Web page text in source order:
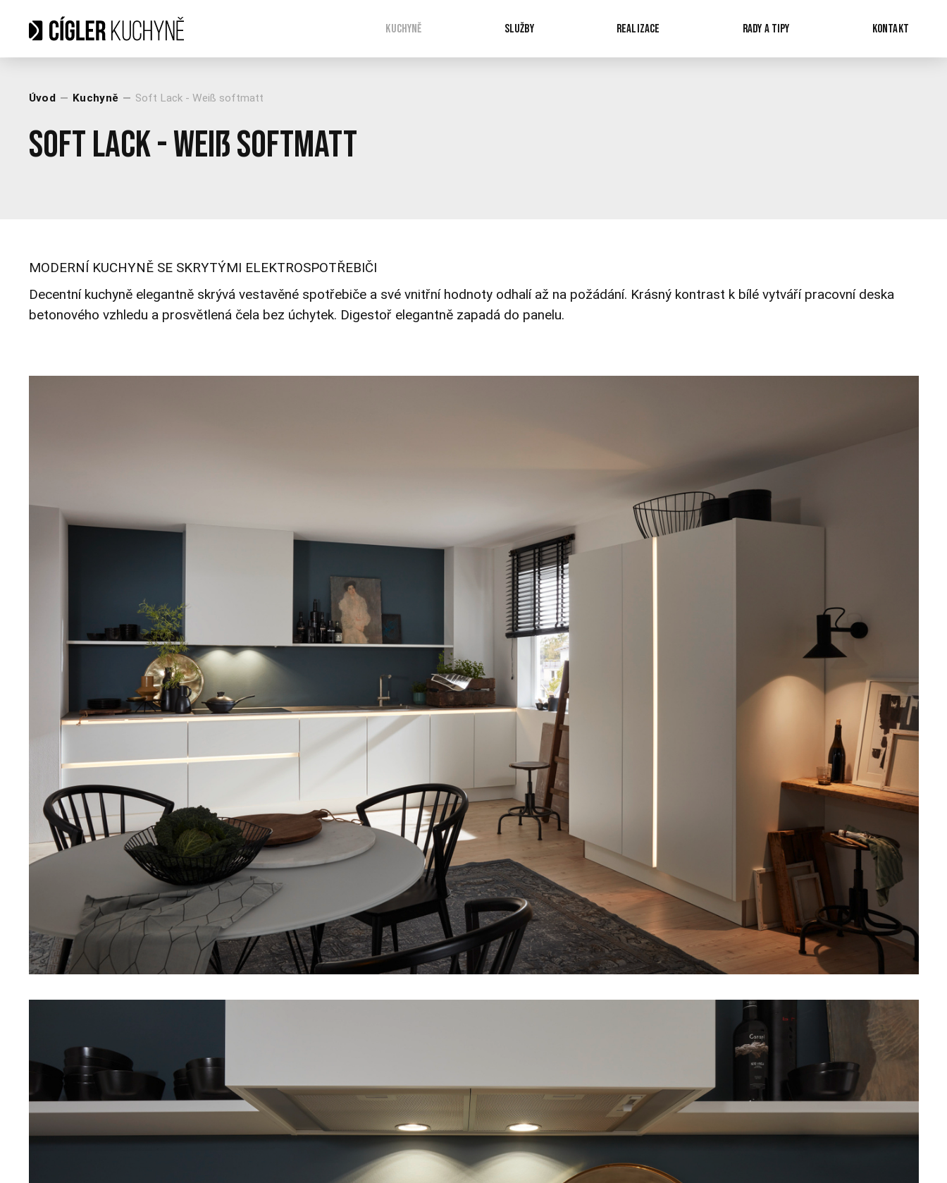
KUCHYNĚ SLUŽBY REALIZACE RADY A TIPY KONTAKT
Úvod Kuchyně Soft Lack - Weiß softmatt
Soft Lack - Weiß softmatt
MODERNÍ KUCHYNĚ SE SKRYTÝMI ELEKTROSPOTŘEBIČI
Decentní kuchyně elegantně skrývá vestavěné spotřebiče a své vnitřní hodnoty odhalí až na požádání. Krásný kontrast k bílé vytváří pracovní deska
betonového vzhledu a prosvětlená čela bez úchytek. Digestoř elegantně zapadá do panelu.